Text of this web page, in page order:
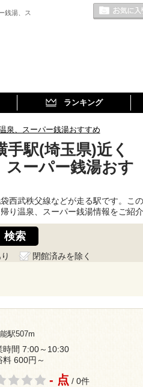
銭湯、ス
ランキング
泉、スーパー銭湯おすすめ
駅(埼玉県)近く
スーパー銭湯おす
西武秩父線などが走る駅です。こ
り温泉、スーパー銭湯情報をご紹介
閉館済みを除く
駅507m
時間 7:00～10:30
料 600円～
- 点 / 0件